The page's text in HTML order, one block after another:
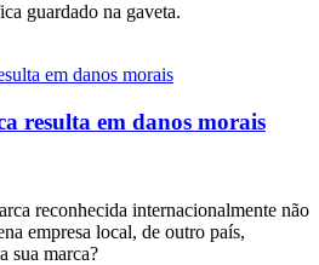
guardado na gaveta.
resulta em danos morais
reconhecida internacionalmente não
empresa local, de outro país,
sua marca?